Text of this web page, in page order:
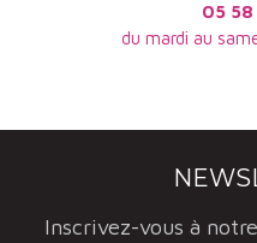
05 58
du mardi au
Inscrivez-vous à